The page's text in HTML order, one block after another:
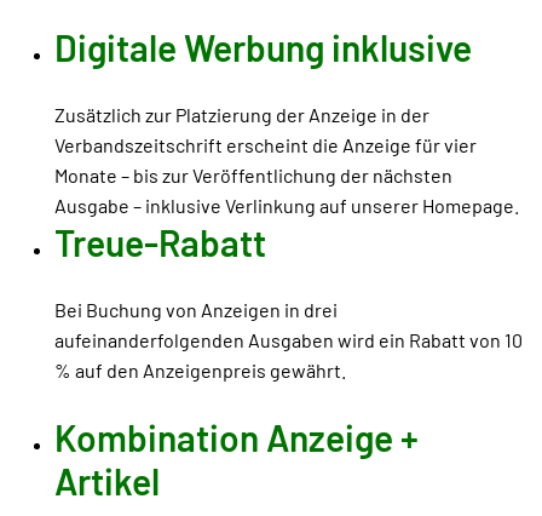
Digitale Werbung inklusive
Zusätzlich zur Platzierung der Anzeige in der
Verbandszeitschrift erscheint die Anzeige für vier
Monate – bis zur Veröffentlichung der nächsten
Ausgabe – inklusive Verlinkung auf unserer Homepage.
Treue-Rabatt
Bei Buchung von Anzeigen in drei
aufeinanderfolgenden Ausgaben wird ein Rabatt von 10
% auf den Anzeigenpreis gewährt.
Kombination Anzeige +
Artikel